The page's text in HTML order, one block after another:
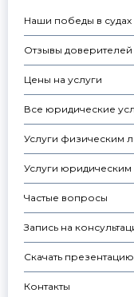
Наши победы в судах
Отзывы доверителей
Цены на услуги
Все юридические
Услуги физическим
Услуги юридическим
Частые вопросы
Запись на
Скачать
Контакты